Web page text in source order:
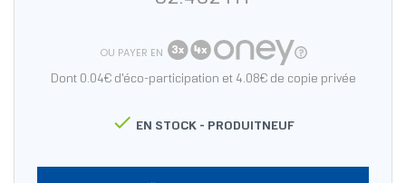
OU PAYER EN
Dont 0.04€ d'éco-participation et 4.08€ de copie privée
 EN STOCK - PRODUITNEUF